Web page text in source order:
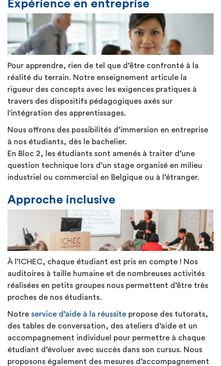
Expérience en entreprise
Pour apprendre, rien de tel que d’être confronté à la
réalité du terrain. Notre enseignement articule la
rigueur des concepts avec les exigences pratiques à
travers des dispositifs pédagogiques axés sur
l'intégration des apprentissages.
Nous offrons des possibilités d’immersion en entreprise
à nos étudiants, dès le bachelier.
En Bloc 2, les étudiants sont amenés à traiter d’une
question technique lors d’un stage organisé en milieu
industriel ou commercial en Belgique ou à l’étranger.
Approche inclusive
À l’ICHEC, chaque étudiant est pris en compte ! Nos
auditoires à taille humaine et de nombreuses activités
réalisées en petits groupes nous permettent d’être très
proches de nos étudiants.
Notre service d’aide à la réussite propose des tutorats,
des tables de conversation, des ateliers d’aide et un
accompagnement individuel pour permettre à chaque
étudiant d’évoluer avec succès dans son cursus. Nous
proposons également des mesures d’accompagnement